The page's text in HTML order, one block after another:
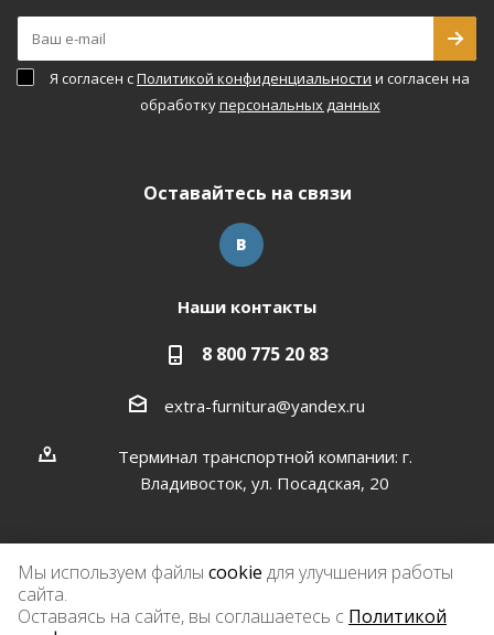
Я согласен сПолитикой конфиденциальности и согласен на
обработкуперсональных данных
Оставайтесь на связи
Наши контакты
8 800 775 20 83
extra-furnitura@yandex.ru
Терминал транспортной компании: г.
Владивосток, ул. Посадская, 20
Мы используем файлы cookie для улучшения работы
сайта.
Оставаясь на сайте, вы соглашаетесь с Политикой